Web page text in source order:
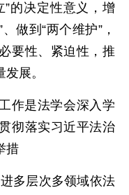
的决定性意义，增
做到“两个维护”，
要性、紧迫性，推
展。
作是法学会深入学
彻落实习近平法治
措
多层次多领域依法